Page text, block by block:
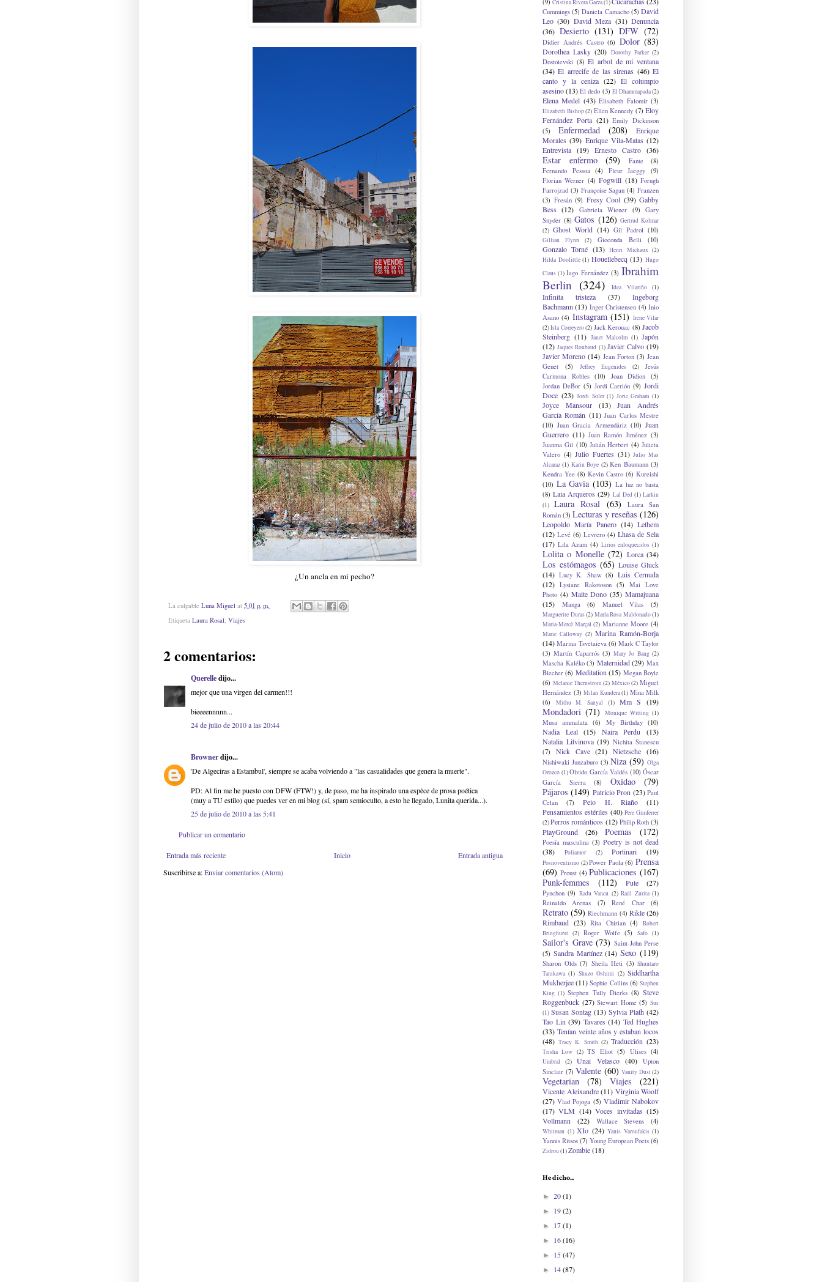
¿Un ancla en mi pecho?
La culpable Luna Miguel at 5:01 p. m.
Etiqueta Laura Rosal, Viajes
2 comentarios:
Querelledijo...
mejor que una virgen del carmen!!!
bieeeennnnn...
24 de julio de 2010 a las 20:44
Brownerdijo...
'De Algeciras a Estambul', siempre se acaba volviendo a "las casualidades que genera la muerte".
PD: Al fin me he puesto con DFW (FTW!) y, de paso, me ha inspirado una espèce de prosa poética
(muy a TU estilo) que puedes ver en mi blog (sí, spam semioculto, a esto he llegado, Lunita querida...).
25 de julio de 2010 a las 5:41
Publicar un comentario
Entrada más reciente Entrada antigua
Inicio
Suscribirse a:Enviar comentarios (Atom)
Cristina Rivera Garza(1)
Cummings (5) Daniela Camacho (5) David
Leo (30) David Meza (31) Denuncia
(36) Desierto (131) DFW (72)
Didier Andrés Castro (6) Dolor (83)
Dorothea Lasky (20) Dorothy Parker (2)
Dostoievski (8) El arbol de mi ventana
(34) El arrecife de las sirenas (46) El
canto y la ceniza (22) El columpio
asesino(13) El dedo (3) El Dhammapada(2)
Elena Medel (43) Elisabeth Falomir (3)
Elizabeth Bishop(2) Ellen Kennedy (7) Eloy
Fernández Porta (21) Emily Dickinson
(5)
Enfermedad (208)
Enrique
Morales (39) Enrique Vila-Matas (12)
Entrevista (19) Ernesto Castro (36)
Estar enfermo (59) Fante
(8)
Fernando Pessoa
(4) Fleur Jaeggy
(9)
Florian Werner (4) Fogwill (18) Forugh
Farrojzad (3) Françoise Sagan (4) Franzen
(3) Fresán (9) Fresy Cool (39) Gabby
Bess (12) Gabriela Wiener (9)
Gary
Snyder (8) Gatos (126) Gertrud Kolmar
(2) Ghost World (14) Gil Padrol (10)
Gillian Flynn (2) Gioconda Belli (10)
Gonzalo Torné (13) Henri Michaux (2)
Hilda Doolittle (1) Houellebecq (13) Hugo
Claus (1) Iago Fernández (3) Ibrahim
Berlin (324) Idea Vilariño (1)
Infinita tristeza (37)
Ingeborg
Bachmann (13) Inger Christensen (4) Inio
Asano (4) Instagram (151) Irene Vilar
(2)Isla Correyero(2) Jack Kerouac (8) Jacob
Steinberg (11) Janet Malcolm (1) Japón
(12) Jaques Roubaud (1) Javier Calvo (19)
Javier Moreno (14) Jean Forton (3) Jean
Genet
(5) Jeffrey Eugenides (2)
Jesús
Carmona Robles
(10) Joan Didion
(5)
Jordan DeBor (5) Jordi Carrión (9) Jordi
Doce (23) Jordi Soler (1) Jorie Graham (1)
Joyce Mansour (13)
Juan Andrés
García Román (11) Juan Carlos Mestre
(10) Juan Gracia Armendáriz (10) Juan
Guerrero (11) Juan Ramón Jiménez (3)
Juanma Gil (10) Julián Herbert (4) Julieta
Valero (4) Julio Fuertes (31) Julio Mas
Alcaraz (1) Karin Boye (2) Ken Baumann (3)
Kendra Yee (8) Kevin Castro (6) Kureishi
(10) La Gavia (103) La luz no basta
(8) Laia Arqueros (29) Lal Ded (1) Larkin
(1)
Laura Rosal (63)
Laura San
Román (3) Lecturas y reseñas (126)
Leopoldo María Panero (14) Lethem
(12) Levé (6) Levrero (4) Lhasa de Sela
(17) Lila Azam (4) Lirios enloquecidos (1)
Lolita o Monelle (72) Lorca (34)
Los estómagos (65) Louise Gluck
(14) Lucy K. Shaw (8) Luis Cernuda
(12) Lysiane Rakotoson (5)
Mai Love
Photo (4) Maite Dono (35) Mamajuana
(15)
Manga (6) Manuel Vilas (5)
Marguerite Duras(2) María Rosa Maldonado(1)
Maria-Mercè Marçal (2) Marianne Moore (4)
Marie Calloway (2) Marina Ramón-Borja
(14) Marina Tsvetaieva (6) Mark C Taylor
(3) Martín Caparrós (3) Mary Jo Bang (2)
Mascha Kaléko (3) Maternidad (29) Max
Blecher (6) Meditation (15) Megan Boyle
(6) Melanie Thernstrom (2) México (2) Miguel
Hernández (3) Milan Kundera(1) Mina Milk
(6)
Mithu M. Sanyal (1) Mm S (19)
Mondadori (71) Monique Witting (1)
Musa ammalata (6) My Birthday (10)
Nadia Leal (15) Naira Perdu
(13)
Natalia Litvinova (19) Nichita Stanescu
(7)
Nick Cave (21) Nietzsche (16)
Nishiwaki Junzaburo (3) Niza (59) Olga
Orozco (1)Olvido García Valdés (10) Óscar
García Sierra
(8) Oxidao
(79)
Pájaros (149) Patricio Pron (23) Paul
Celan
(7) Peio H. Riaño
(11)
Pensamientos estériles (40) Pere Gimferrer
(2)Perros románticos (12) Philip Roth (3)
PlayGround (26) Poemas (172)
Poesía masculina (3) Poetry is not dead
(38)
Poliamor (2) Portinari (19)
Posnoventismo (2) Power Paola (6) Prensa
(69) Proust (4) Publicaciones (167)
Punk-femmes
(112) Pute (27)
Pynchon (9) Radu Vancu (2) Raúl Zurita (1)
Reinaldo Arenas (7) René Char (6)
Retrato (59) Riechmann (4) Rikle (26)
Rimbaud (23) Rita Chirian (4)
Robert
Bringhurst (2) Roger Wolfe (5) Safo (1)
Sailor's Grave (73) Saint-John Perse
(5) Sandra Martínez (14) Sexo (119)
Sharon Olds (7) Sheila Heti (3) Shuntaro
Tanikawa (1) Shuzo Oshimi (2) Siddhartha
Mukherjee (11) Sophie Collins (6) Stephen
King (1) Stephen Tully Dierks (8) Steve
Roggenbuck (27) Stewart Home (5) Sus
(1) Susan Sontag (13) Sylvia Plath (42)
Tao Lin (39) Tavares (14) Ted Hughes
(33) Tenían veinte años y estaban locos
(48) Tracy K. Smith (2) Traducción (23)
Trisha Low (2) TS Eliot (5) Ulises (4)
Umbral (2) Unai Velasco (40)
Upton
Sinclair (7) Valente (60) Vanity Dust(2)
Vegetarian (78) Viajes (221)
Vicente Aleixandre (11) Virginia Woolf
(27) Vlad Pojoga (5) Vladimir Nabokov
(17) VLM (14) Voces invitadas (15)
Vollmann
(22) Wallace Stevens (4)
Whitman (1) XIo (24) Yanis Varoufakis (1)
Yannis Ritsos (7) Young European Poets (6)
Zidrou(1)Zombie(18)
He dicho...
► 20(1)
► 19(2)
► 17(1)
► 16(16)
► 15(47)
► 14(87)